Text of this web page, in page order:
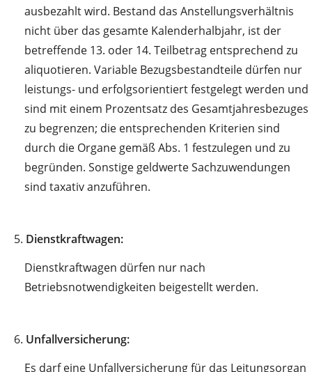
ausbezahlt wird. Bestand das Anstellungsverhältnis
nicht über das gesamte Kalenderhalbjahr, ist der
betreffende 13. oder 14. Teilbetrag entsprechend zu
aliquotieren. Variable Bezugsbestandteile dürfen nur
leistungs- und erfolgsorientiert festgelegt werden und
sind mit einem Prozentsatz des Gesamtjahresbezuges
zu begrenzen; die entsprechenden Kriterien sind
durch die Organe gemäß Abs. 1 festzulegen und zu
begründen. Sonstige geldwerte Sachzuwendungen
sind taxativ anzuführen.
5. Dienstkraftwagen:
Dienstkraftwagen dürfen nur nach
Betriebsnotwendigkeiten beigestellt werden.
6. Unfallversicherung:
Es darf eine Unfallversicherung für das Leitungsorgan